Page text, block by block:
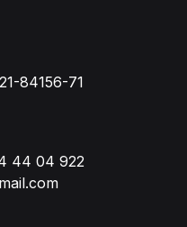
84156-71
44 04 922